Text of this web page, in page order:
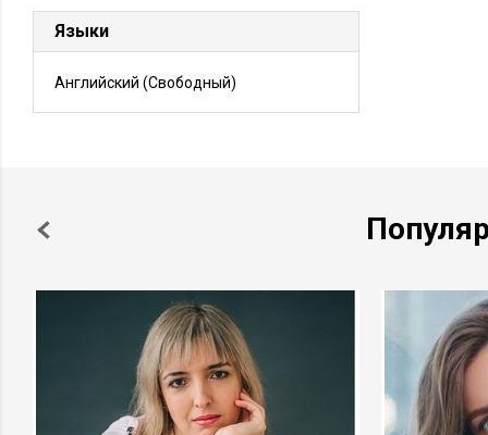
Языки
Английский (Свободный)